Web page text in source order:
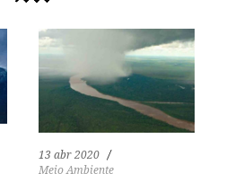
13 abr 2020
Meio Ambiente